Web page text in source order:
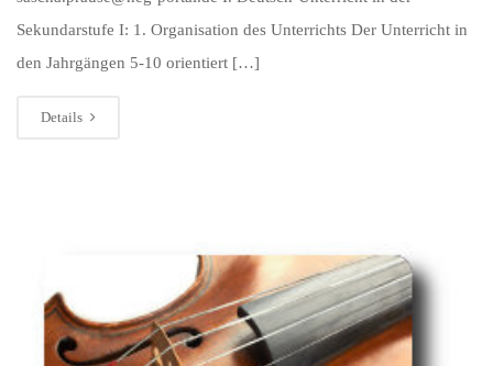
Sekundarstufe I: 1. Organisation des Unterrichts Der Unterricht in
den Jahrgängen 5-10 orientiert […]
Details